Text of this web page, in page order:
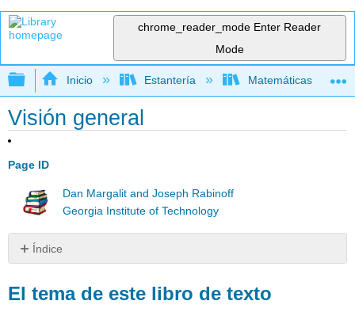
chrome_reader_mode Enter Reader
Mode
Expandir/contraer jerarquía global
Inicio Estantería Matemáticas
Visión general
Page ID
Dan Margalit and Joseph Rabinoff
Georgia Institute of Technology
Índice
tema
de
El tema de este libro de texto